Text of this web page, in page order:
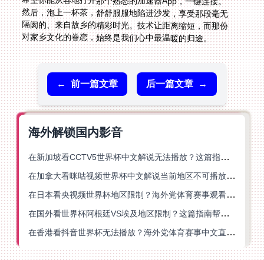
对家乡文化的眷恋，始终是我们心中最温暖的归途。
← 前一篇文章 后一篇文章 →
海外解锁国内影音
在新加坡看CCTV5世界杯中文解说无法播放？这篇指南帮你解锁海外体育直播自由
在加拿大看咪咕视频世界杯中文解说当前地区不可播放？这篇指南帮你一键解决
在日本看央视频世界杯地区限制？海外党体育赛事观看终极指南
在国外看世界杯阿根廷VS埃及地区限制？这篇指南帮你搞定中文直播+解说
在香港看抖音世界杯无法播放？海外党体育赛事中文直播终极指南